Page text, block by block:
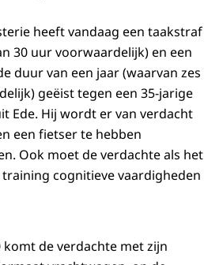
heeft vandaag een taakstraf
30 uur voorwaardelijk) en een
duur van een jaar (waarvan zes
geëist tegen een 35-jarige
Ede. Hij wordt er van verdacht
een fietser te hebben
Ook moet de verdachte als het
cognitieve vaardigheden
komt de verdachte met zijn